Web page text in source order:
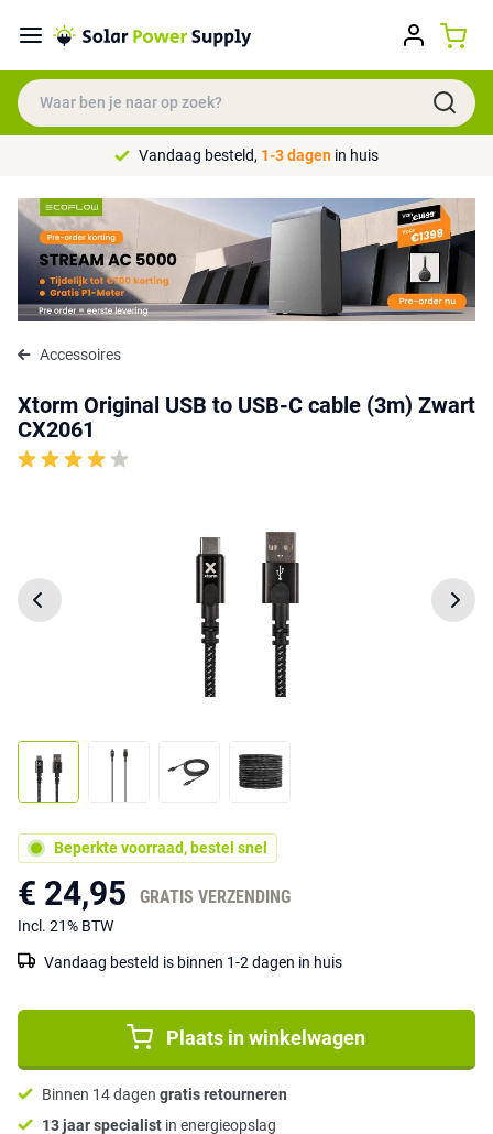
Vandaag besteld, 1-3 dagen in huis
Accessoires
Xtorm Original USB to USB-C cable (3m) Zwart
CX2061
Beperkte voorraad, bestel snel
€ 24,95 GRATIS VERZENDING
Incl. 21% BTW
Vandaag besteld is binnen 1-2 dagen in huis
Plaats in winkelwagen
Binnen 14 dagen gratis retourneren
13 jaar specialist in energieopslag